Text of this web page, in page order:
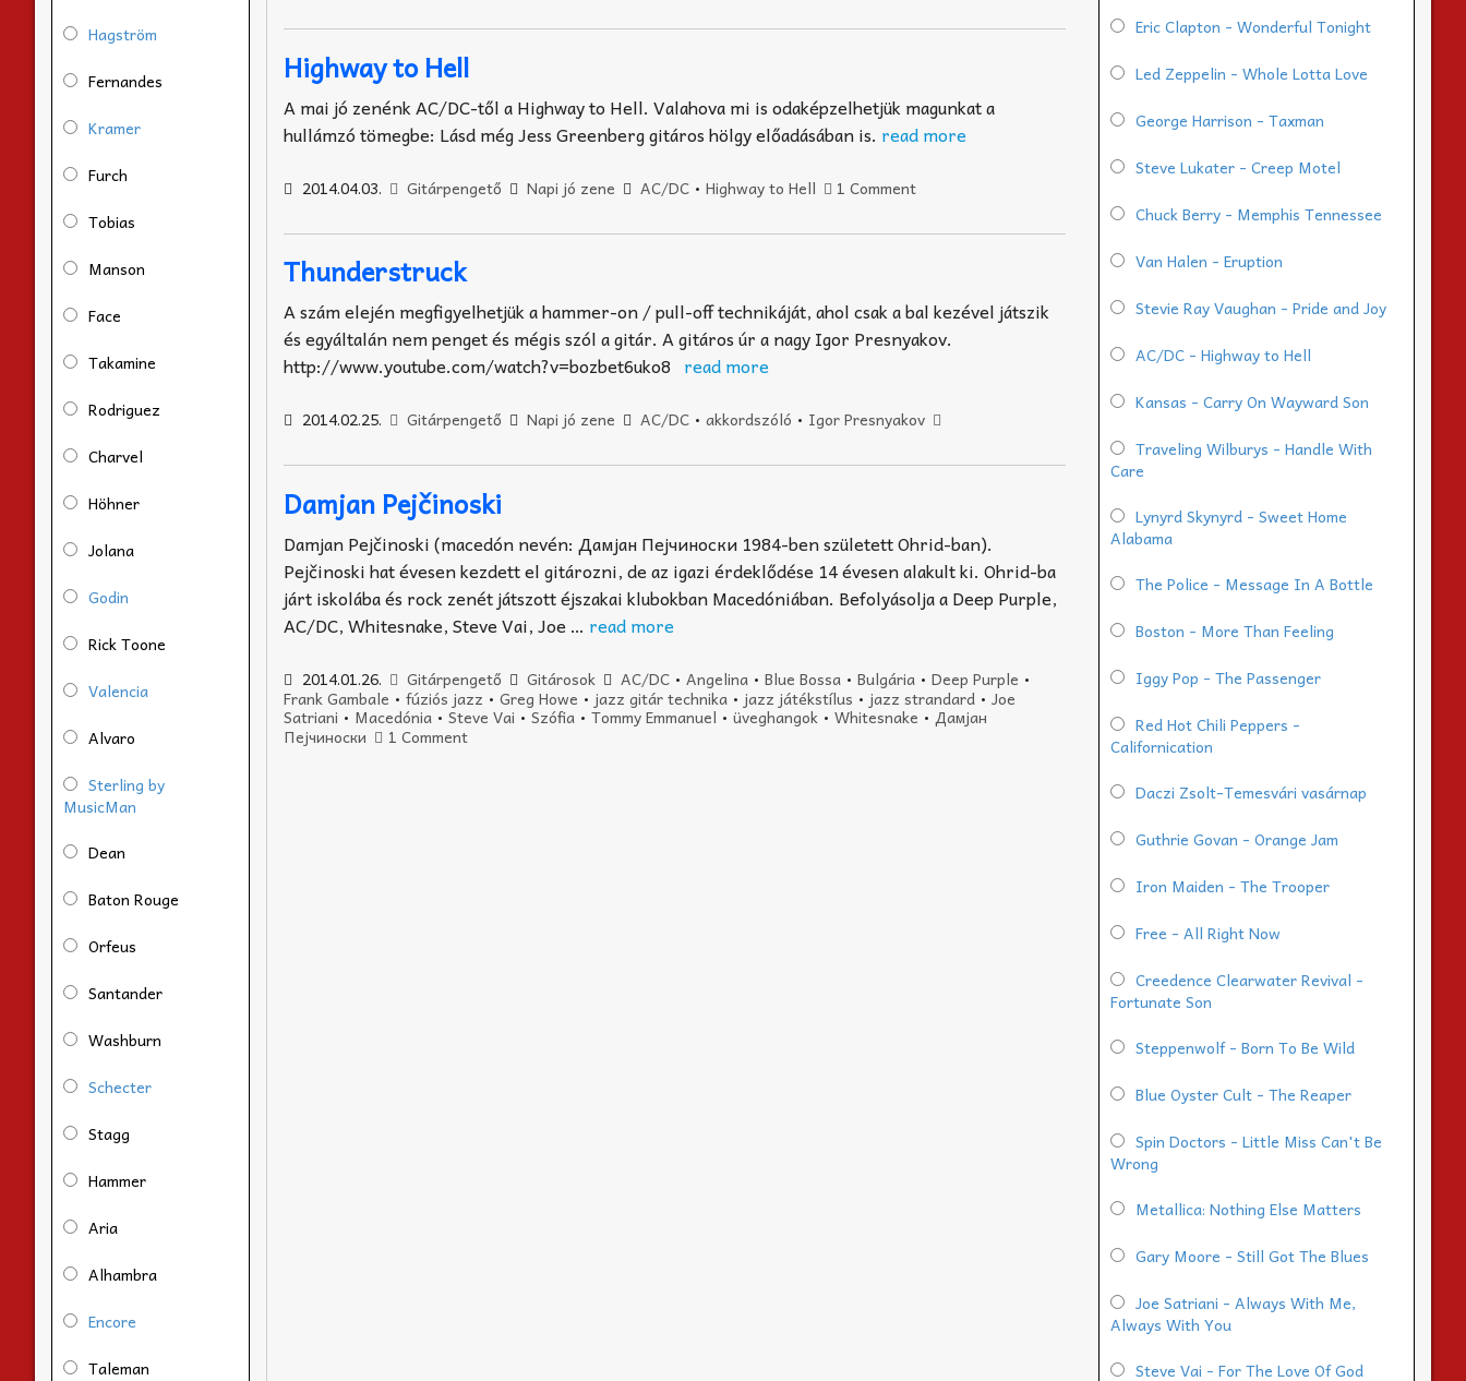
Highway to Hell
A mai jó zenénk AC/DC-től a Highway to Hell. Valahova mi is odaképzelhetjük magunkat a
hullámzó tömegbe: Lásd még Jess Greenberg gitáros hölgy előadásában is. read more
2014.04.03. Gitárpengető Napi jó zene AC/DC •Highway to Hell 1 Comment
Thunderstruck
A szám elején megfigyelhetjük a hammer-on / pull-off technikáját, ahol csak a bal kezével játszik
és egyáltalán nem penget és mégis szól a gitár. A gitáros úr a nagy Igor Presnyakov.
http://www.youtube.com/watch?v=bozbet6uko8 read more
2014.02.25. Gitárpengető Napi jó zene AC/DC •akkordszóló • Igor Presnyakov
Damjan Pejčinoski
Damjan Pejčinoski (macedón nevén: Дамјан Пејчиноски 1984-ben született Ohrid-ban).
Pejčinoski hat évesen kezdett el gitározni, de az igazi érdeklődése 14 évesen alakult ki. Ohrid-ba
járt iskolába és rock zenét játszott éjszakai klubokban Macedóniában. Befolyásolja a Deep Purple,
AC/DC, Whitesnake, Steve Vai, Joe … read more
2014.01.26. Gitárpengető Gitárosok AC/DC •Angelina •Blue Bossa •Bulgária •Deep Purple •
Frank Gambale •fúziós jazz •Greg Howe • jazz gitár technika • jazz játékstílus • jazz strandard •Joe
Satriani • Macedónia •Steve Vai •Szófia •Tommy Emmanuel •üveghangok •Whitesnake •Дамјан
Пејчиноски
1 Comment
Hagström
Fernandes
Kramer
Furch
Tobias
Manson
Face
Takamine
Rodriguez
Charvel
Höhner
Jolana
Godin
Rick Toone
Valencia
Alvaro
Sterling by
MusicMan
Dean
Baton Rouge
Orfeus
Santander
Washburn
Schecter
Stagg
Hammer
Aria
Alhambra
Encore
Taleman
Eric Clapton - Wonderful Tonight
Led Zeppelin - Whole Lotta Love
George Harrison - Taxman
Steve Lukater - Creep Motel
Chuck Berry - Memphis Tennessee
Van Halen - Eruption
Stevie Ray Vaughan - Pride and Joy
AC/DC - Highway to Hell
Kansas - Carry On Wayward Son
Traveling Wilburys - Handle With
Care
Lynyrd Skynyrd - Sweet Home
Alabama
The Police - Message In A Bottle
Boston - More Than Feeling
Iggy Pop - The Passenger
Red Hot Chili Peppers -
Californication
Daczi Zsolt-Temesvári vasárnap
Guthrie Govan - Orange Jam
Iron Maiden - The Trooper
Free - All Right Now
Creedence Clearwater Revival -
Fortunate Son
Steppenwolf - Born To Be Wild
Blue Oyster Cult - The Reaper
Spin Doctors - Little Miss Can't Be
Wrong
Metallica: Nothing Else Matters
Gary Moore - Still Got The Blues
Joe Satriani - Always With Me,
Always With You
Steve Vai - For The Love Of God